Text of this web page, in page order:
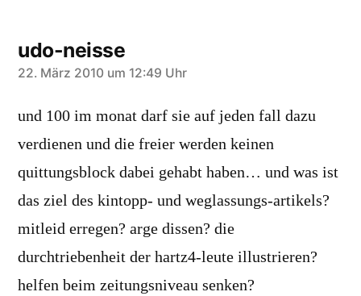
udo-neisse
schreibt:
22. März 2010 um 12:49 Uhr
und 100 im monat darf sie auf jeden fall dazu
verdienen und die freier werden keinen
quittungsblock dabei gehabt haben… und was ist
das ziel des kintopp- und weglassungs-artikels?
mitleid erregen? arge dissen? die
durchtriebenheit der hartz4-leute illustrieren?
helfen beim zeitungsniveau senken?